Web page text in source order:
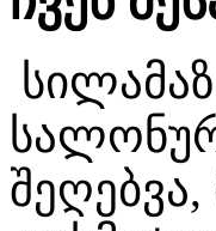
სალონურ